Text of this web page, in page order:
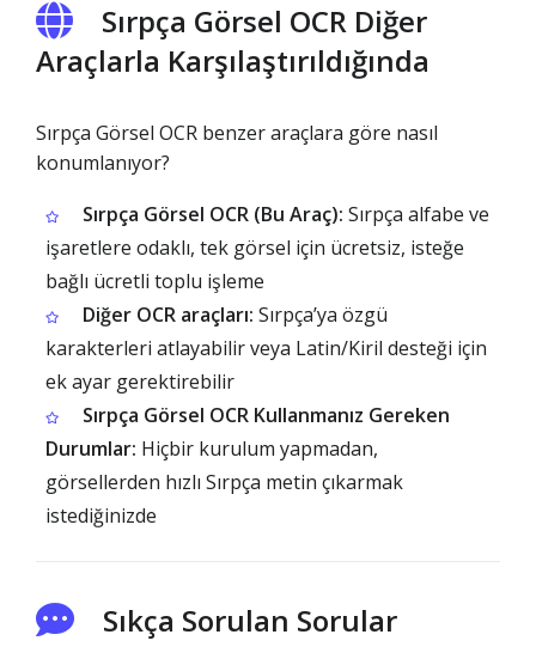
Sırpça Görsel OCR Diğer
Araçlarla Karşılaştırıldığında
Sırpça Görsel OCR benzer araçlara göre nasıl
konumlanıyor?
Sırpça Görsel OCR (Bu Araç): Sırpça alfabe ve
işaretlere odaklı, tek görsel için ücretsiz, isteğe
bağlı ücretli toplu işleme
Diğer OCR araçları: Sırpça’ya özgü
karakterleri atlayabilir veya Latin/Kiril desteği için
ek ayar gerektirebilir
Sırpça Görsel OCR Kullanmanız Gereken
Durumlar: Hiçbir kurulum yapmadan,
görsellerden hızlı Sırpça metin çıkarmak
istediğinizde
Sıkça Sorulan Sorular